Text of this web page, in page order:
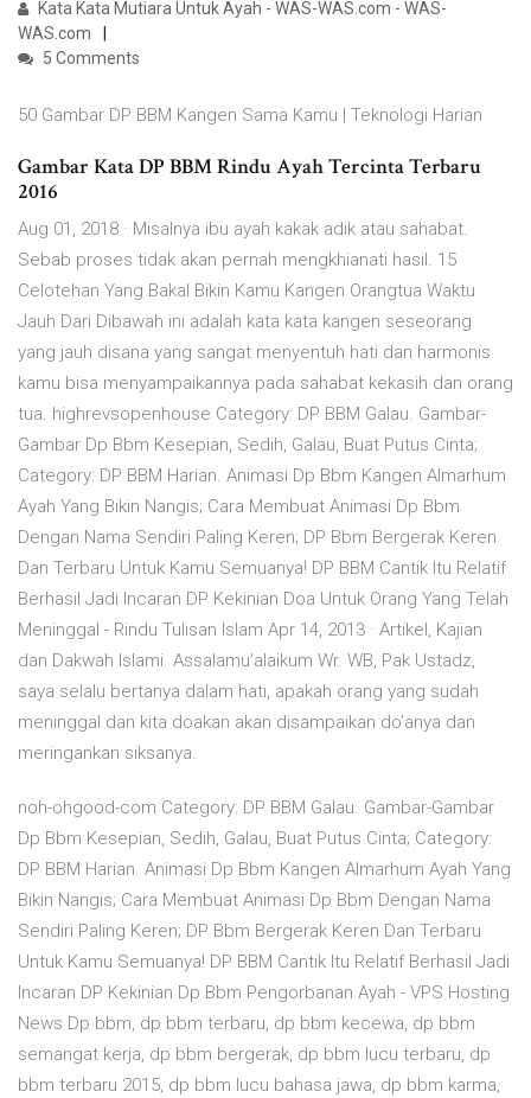
Kata Kata Mutiara Untuk Ayah - WAS-WAS.com - WAS-
WAS.com
5 Comments
50 Gambar DP BBM Kangen Sama Kamu | Teknologi Harian
Gambar Kata DP BBM Rindu Ayah Tercinta Terbaru
2016
Aug 01, 2018 · Misalnya ibu ayah kakak adik atau sahabat.
Sebab proses tidak akan pernah mengkhianati hasil. 15
Celotehan Yang Bakal Bikin Kamu Kangen Orangtua Waktu
Jauh Dari Dibawah ini adalah kata kata kangen seseorang
yang jauh disana yang sangat menyentuh hati dan harmonis
kamu bisa menyampaikannya pada sahabat kekasih dan orang
tua. highrevsopenhouse Category: DP BBM Galau. Gambar-
Gambar Dp Bbm Kesepian, Sedih, Galau, Buat Putus Cinta;
Category: DP BBM Harian. Animasi Dp Bbm Kangen Almarhum
Ayah Yang Bikin Nangis; Cara Membuat Animasi Dp Bbm
Dengan Nama Sendiri Paling Keren; DP Bbm Bergerak Keren
Dan Terbaru Untuk Kamu Semuanya! DP BBM Cantik Itu Relatif
Berhasil Jadi Incaran DP Kekinian Doa Untuk Orang Yang Telah
Meninggal - Rindu Tulisan Islam Apr 14, 2013 · Artikel, Kajian
dan Dakwah Islami. Assalamu'alaikum Wr. WB, Pak Ustadz,
saya selalu bertanya dalam hati, apakah orang yang sudah
meninggal dan kita doakan akan disampaikan do'anya dan
meringankan siksanya.
noh-ohgood-com Category: DP BBM Galau. Gambar-Gambar
Dp Bbm Kesepian, Sedih, Galau, Buat Putus Cinta; Category:
DP BBM Harian. Animasi Dp Bbm Kangen Almarhum Ayah Yang
Bikin Nangis; Cara Membuat Animasi Dp Bbm Dengan Nama
Sendiri Paling Keren; DP Bbm Bergerak Keren Dan Terbaru
Untuk Kamu Semuanya! DP BBM Cantik Itu Relatif Berhasil Jadi
Incaran DP Kekinian Dp Bbm Pengorbanan Ayah - VPS Hosting
News Dp bbm, dp bbm terbaru, dp bbm kecewa, dp bbm
semangat kerja, dp bbm bergerak, dp bbm lucu terbaru, dp
bbm terbaru 2015, dp bbm lucu bahasa jawa, dp bbm karma,